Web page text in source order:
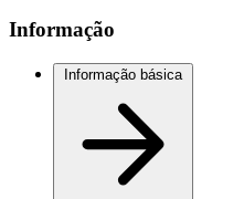
Informação